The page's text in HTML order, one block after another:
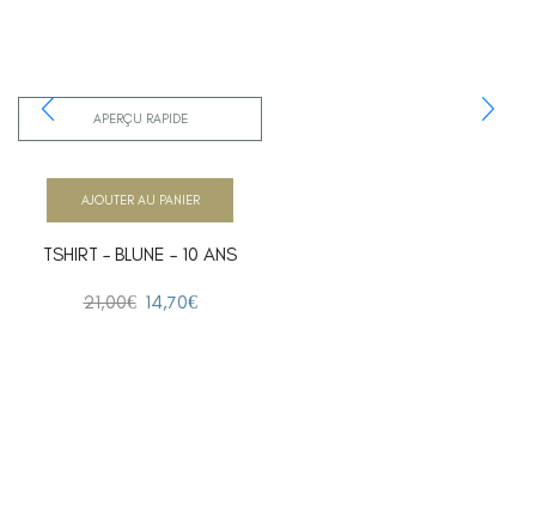
APERÇU RAPIDE
TSHIRT – BLUNE – 10 ANS
21,00€ 14,70€
AJOUTER AU PANIER